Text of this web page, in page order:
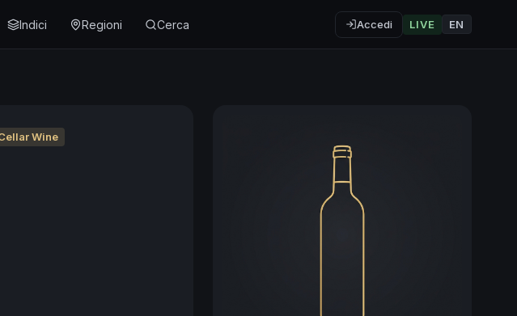
Indici Regioni Cerca Accedi LIVE EN
Wine